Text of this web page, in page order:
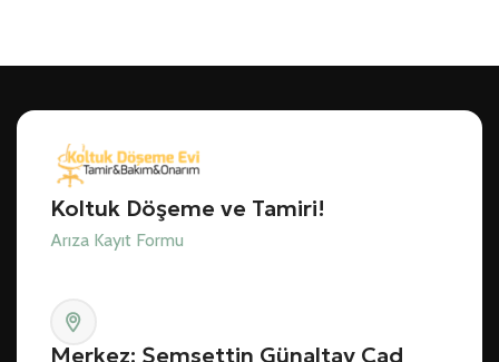
Koltuk Döşeme ve Tamiri!
Arıza Kayıt Formu
Merkez: Şemsettin Günaltay Cad